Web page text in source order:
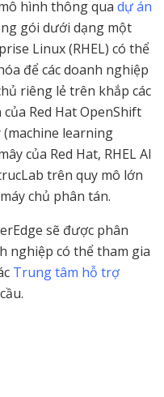
hình thông qua dự án
gói dưới dạng một
Linux (RHEL) có thể
để các doanh nghiệp
riêng lẻ trên khắp các
Red Hat OpenShift
(machine learning
của Red Hat, RHEL AI
trên quy mô lớn
chủ phân tán.
sẽ được phân
nghiệp có thể tham gia
Trung tâm hỗ trợ